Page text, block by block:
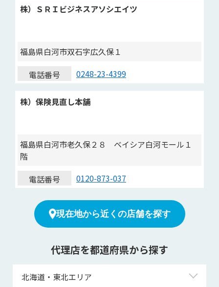
株）ＳＲＩビジネスアソシエイツ
福島県白河市双石字広久保１
電話番号
0248-23-4399
株）保険見直し本舗
福島県白河市老久保２８ ベイシア白河モール１
階
電話番号
0120-873-037
現在地から近くの店舗を探す
代理店を都道府県から探す
北海道・東北エリア